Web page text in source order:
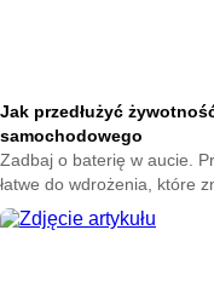
Jak przedłużyć
samochodowego
Zadbaj o baterię w aucie.
łatwe do wdrożenia, które
wydłużą czas pracy
użytkowania samochodu